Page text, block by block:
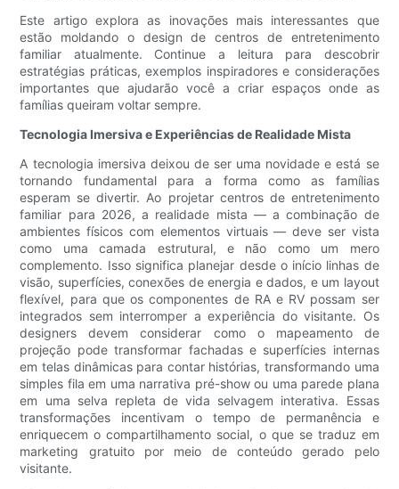
Este artigo explora as inovações mais interessantes que
estão moldando o design de centros de entretenimento
familiar atualmente. Continue a leitura para descobrir
estratégias práticas, exemplos inspiradores e considerações
importantes que ajudarão você a criar espaços onde as
famílias queiram voltar sempre.
Tecnologia Imersiva e Experiências de Realidade Mista
A tecnologia imersiva deixou de ser uma novidade e está se
tornando fundamental para a forma como as famílias
esperam se divertir. Ao projetar centros de entretenimento
familiar para 2026, a realidade mista — a combinação de
ambientes físicos com elementos virtuais — deve ser vista
como uma camada estrutural, e não como um mero
complemento. Isso significa planejar desde o início linhas de
visão, superfícies, conexões de energia e dados, e um layout
flexível, para que os componentes de RA e RV possam ser
integrados sem interromper a experiência do visitante. Os
designers devem considerar como o mapeamento de
projeção pode transformar fachadas e superfícies internas
em telas dinâmicas para contar histórias, transformando uma
simples fila em uma narrativa pré-show ou uma parede plana
em uma selva repleta de vida selvagem interativa. Essas
transformações incentivam o tempo de permanência e
enriquecem o compartilhamento social, o que se traduz em
marketing gratuito por meio de conteúdo gerado pelo
visitante.